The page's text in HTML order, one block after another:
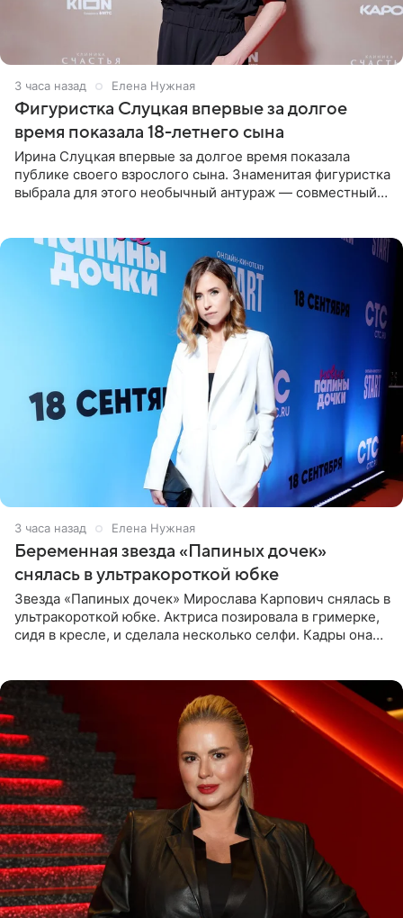
3 часа назад Елена Нужная
Фигуристка Слуцкая впервые за долгое
время показала 18-летнего сына
Ирина Слуцкая впервые за долгое время показала
публике своего взрослого сына. Знаменитая фигуристка
выбрала для этого необычный антураж — совместный
3 часа назад Елена Нужная
Беременная звезда «Папиных дочек»
снялась в ультракороткой юбке
Звезда «Папиных дочек» Мирослава Карпович снялась в
ультракороткой юбке. Актриса позировала в гримерке,
сидя в кресле, и сделала несколько селфи. Кадры она